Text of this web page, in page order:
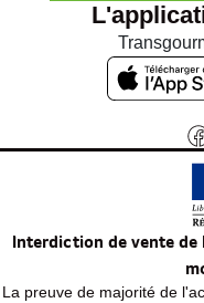
Interdiction de vente de
La preuve de majorité de